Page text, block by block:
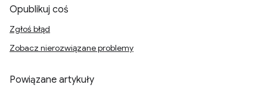
Opublikuj coś
Zgłoś błąd
Zobacz nierozwiązane problemy
Powiązane artykuły